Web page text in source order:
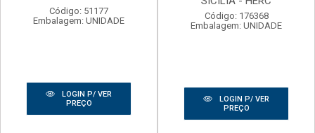
Código: 51177
Embalagem: UNIDADE
LOGIN P/ VER
PREÇO
Código: 176368
Embalagem: UNIDADE
LOGIN P/ VER
PREÇO